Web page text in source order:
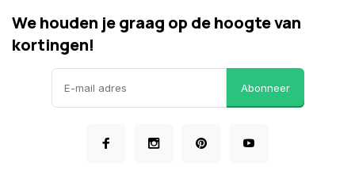
We houden je graag op de hoogte van
kortingen!
Abonneer